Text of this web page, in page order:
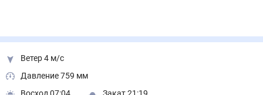
Ветер 4 м/с
Давление 759 мм